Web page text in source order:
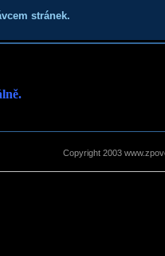
stránek.
Copyright 2003